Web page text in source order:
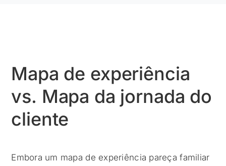
Mapa de experiência
vs. Mapa da jornada do
cliente
Embora um mapa de experiência pareça familiar